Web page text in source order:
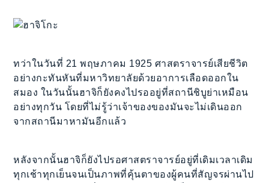
ทว่าในวันที่ 21 พฤษภาคม 1925 ศาสตราจารย์เสียชีวิต
อย่างกะทันหันที่มหาวิทยาลัยด้วยอาการเลือดออกใน
สมอง ในวันนั้นฮาจิก็ยังคงไปรออยู่ที่สถานีชิบูย่าเหมือน
อย่างทุกวัน โดยที่ไม่รู้ว่าเจ้าของของมันจะไม่เดินออก
จากสถานีมาหามันอีกแล้ว
หลังจากนั้นฮาจิก็ยังไปรอศาสตราจารย์อยู่ที่เดิมเวลาเดิม
ทุกเช้าทุกเย็นจนเป็นภาพที่คุ้นตาของผู้คนที่สัญจรผ่านไป